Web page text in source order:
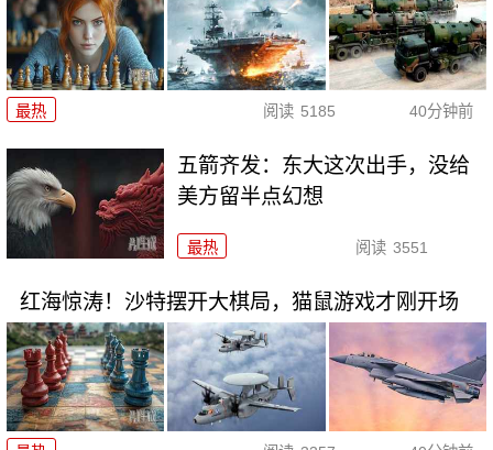
最热 阅读 5185 40分钟前
五箭齐发：东大这次出手，没给
美方留半点幻想
最热 阅读 3551
红海惊涛！沙特摆开大棋局，猫鼠游戏才刚开场